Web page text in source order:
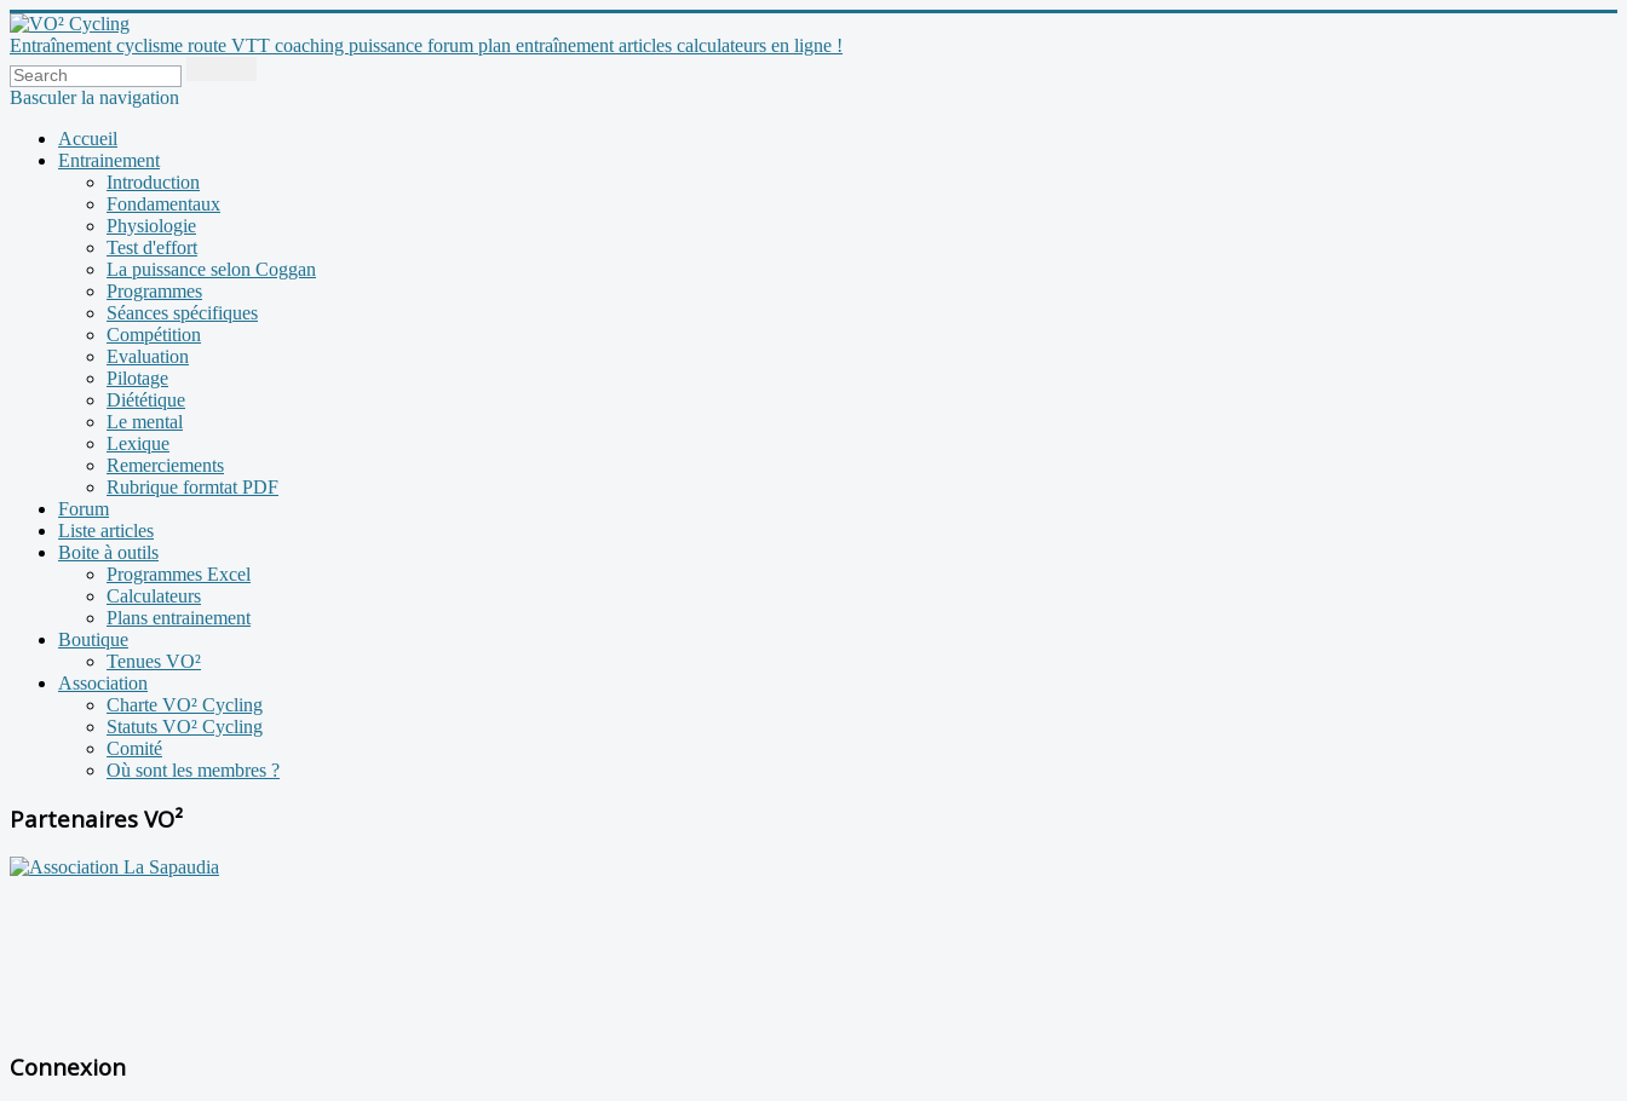
Entraînement cyclisme route VTT coaching puissance forum plan entraînement articles calculateurs en ligne !
Basculer la navigation
Accueil
Entrainement
Introduction
Fondamentaux
Physiologie
Test d'effort
La puissance selon Coggan
Programmes
Séances spécifiques
Compétition
Evaluation
Pilotage
Diététique
Le mental
Lexique
Remerciements
Rubrique formtat PDF
Forum
Liste articles
Boite à outils
Programmes Excel
Calculateurs
Plans entrainement
Boutique
Tenues VO²
Association
Charte VO² Cycling
Statuts VO² Cycling
Comité
Où sont les membres ?
Partenaires VO²
Connexion